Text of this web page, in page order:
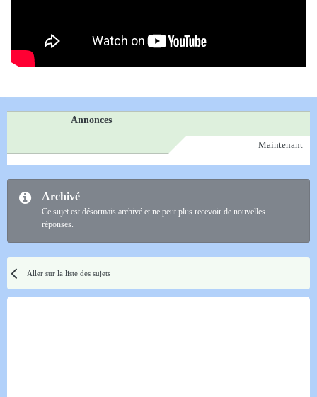
Annonces
Maintenant
Archivé
Ce sujet est désormais archivé et ne peut plus recevoir de nouvelles
réponses.
Aller sur la liste des sujets